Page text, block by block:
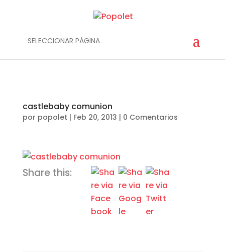
SELECCIONAR PÁGINA
castlebaby comunion
por popolet | Feb 20, 2013 | 0 Comentarios
Share this: